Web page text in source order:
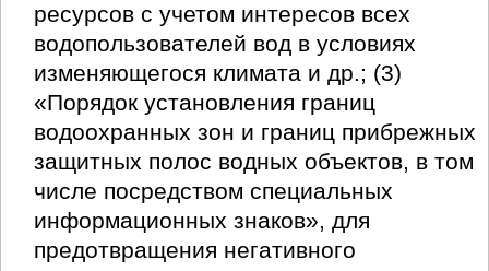
ресурсов с учетом интересов всех
водопользователей вод в условиях
изменяющегося климата и др.; (3)
«Порядок установления границ
водоохранных зон и границ прибрежных
защитных полос водных объектов, в том
числе посредством специальных
информационных знаков», для
предотвращения негативного